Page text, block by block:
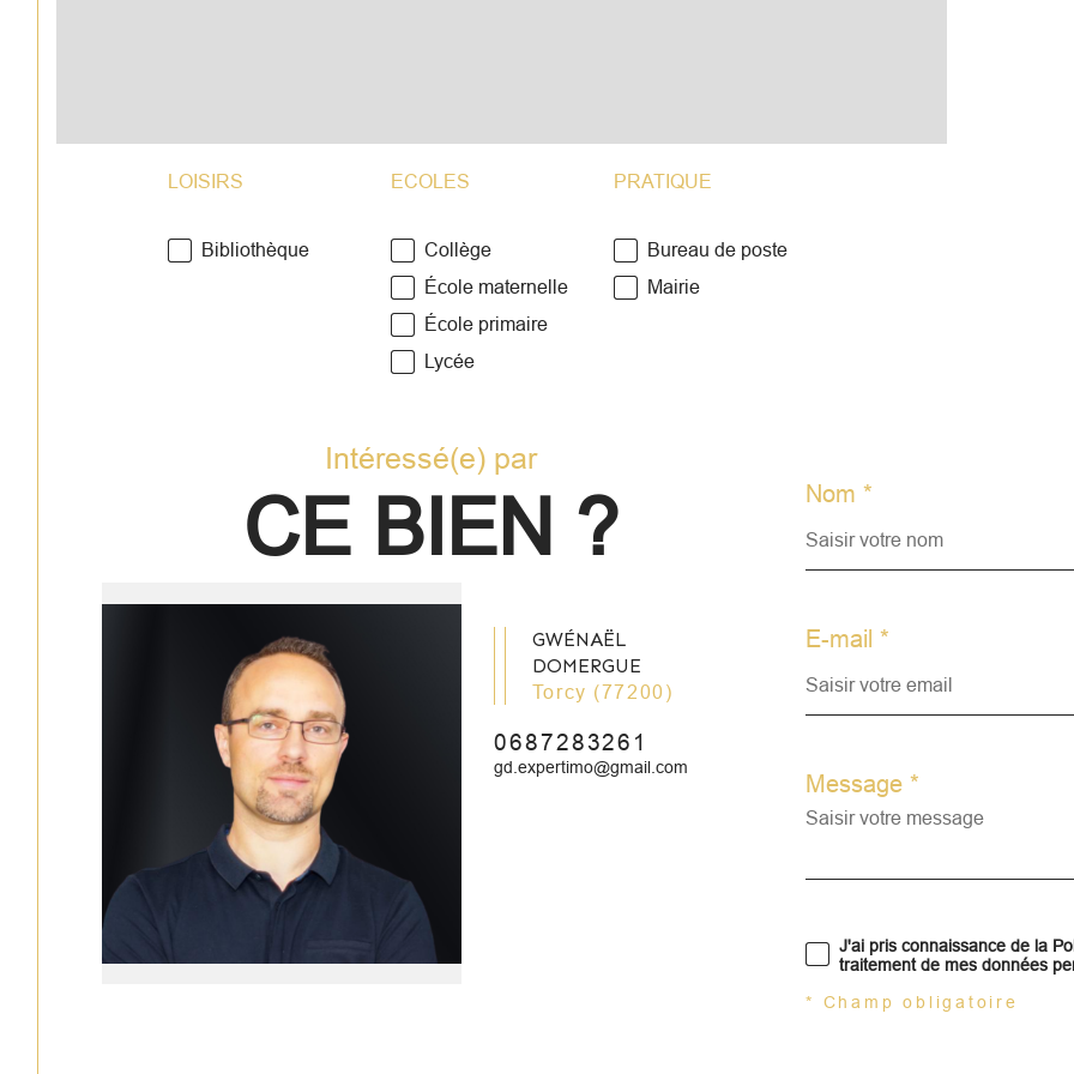
LOISIRS
Bibliothèque
ECOLES
Collège
École maternelle
École primaire
Lycée
PRATIQUE
Bureau de poste
Mairie
Intéressé(e) par
CE BIEN ?
GWÉNAËL
DOMERGUE
Torcy (77200)
0687283261
gd.expertimo@gmail.com
Nom *
E-mail *
Message *
J'ai pris connaissance de la
traitement de mes données
* Champ obligatoire